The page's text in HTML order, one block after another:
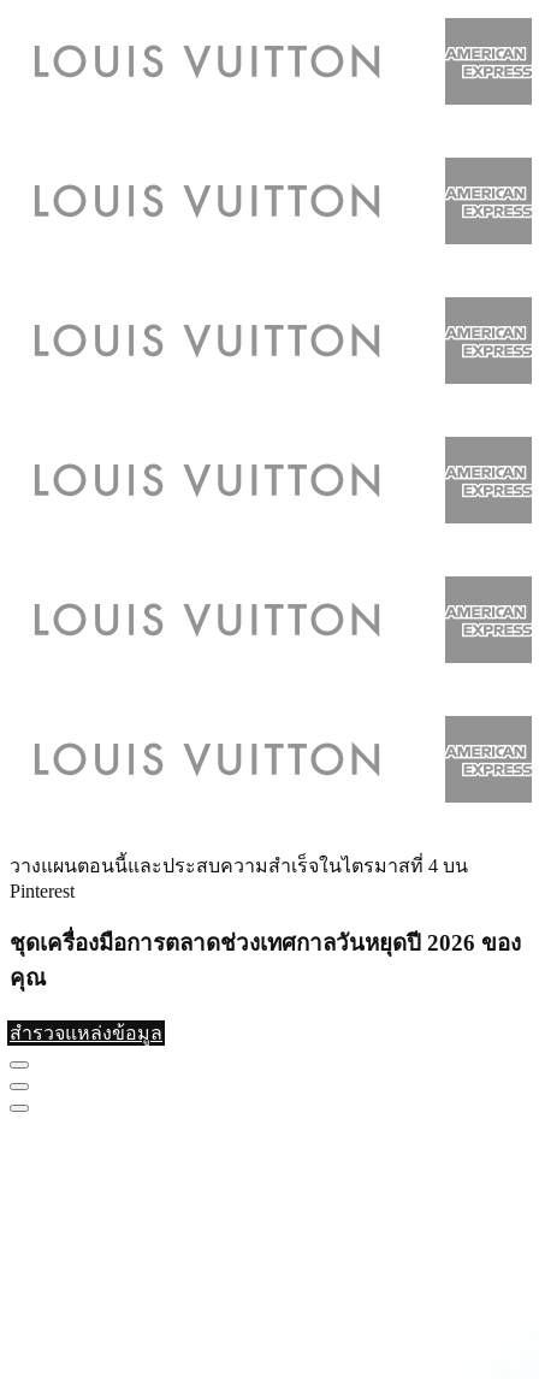
วางแผนตอนนี้และประสบความสำเร็จในไตรมาสที่ 4 บน
Pinterest
ชุดเครื่องมือการตลาดช่วงเทศกาลวันหยุดปี 2026 ของ
คุณ
สำรวจแหล่งข้อมูล